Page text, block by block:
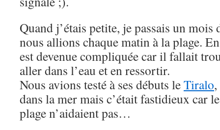
Quand j’étais petite, je passais un mois
nous allions chaque matin à la plage.
est devenue compliquée car il fallait
aller dans l’eau et en ressortir.
Nous avions testé à ses débuts leTiralo
dans la mer mais c’était fastidieux car
plage n’aidaient pas…